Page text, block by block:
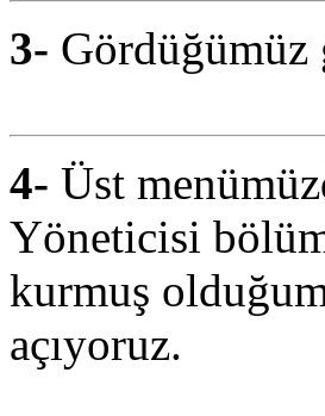
3-
4- Üst
Yöneticisi
kurmuş
açıyoruz.